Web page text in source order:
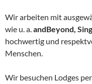
Wir arbeiten mit
wie u. a.andBeyond,
hochwertig und
Menschen.
Wir besuchen Lodges